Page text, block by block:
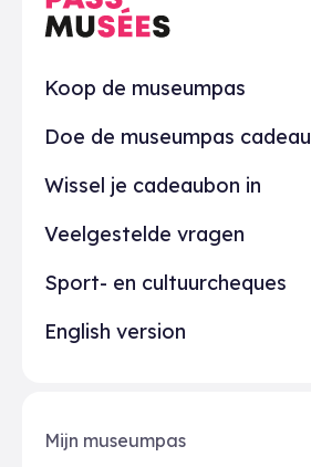
Praktisch
Koop de museumpas
Doe de museumpas cadeau
Wissel je cadeaubon in
Veelgestelde vragen
Sport- en cultuurcheques
English version
Mijn museumpas